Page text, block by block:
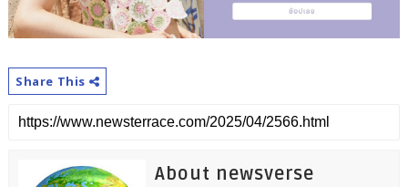
Share This
About newsverse